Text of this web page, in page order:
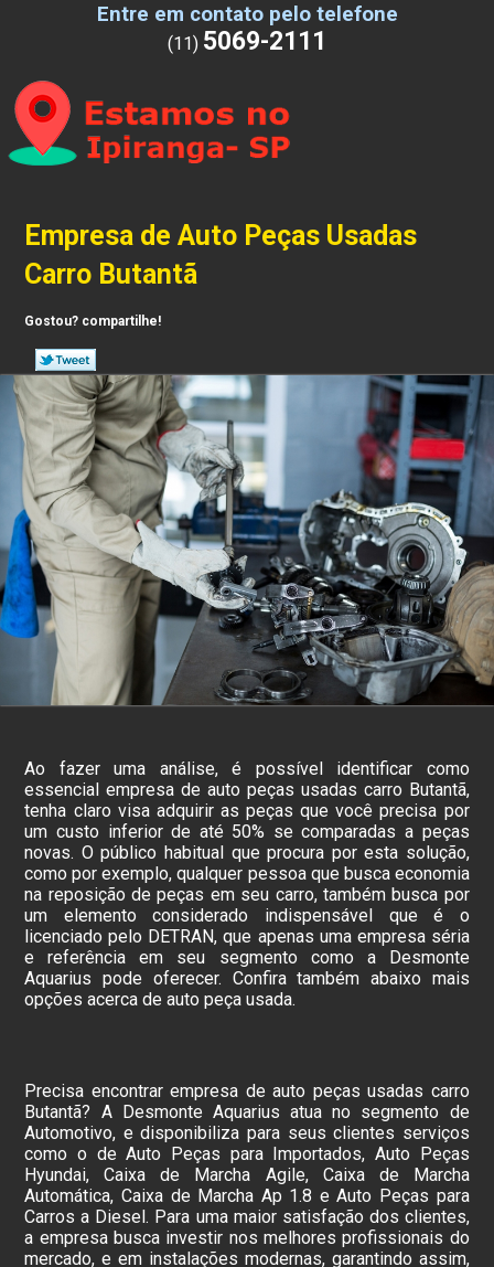
Entre em contato pelo telefone
(11) 5069-2111
Empresa de Auto Peças Usadas
Carro Butantã
Gostou? compartilhe!
Ao fazer uma análise, é possível identificar como
essencial empresa de auto peças usadas carro Butantã,
tenha claro visa adquirir as peças que você precisa por
um custo inferior de até 50% se comparadas a peças
novas. O público habitual que procura por esta solução,
como por exemplo, qualquer pessoa que busca economia
na reposição de peças em seu carro, também busca por
um elemento considerado indispensável que é o
licenciado pelo DETRAN, que apenas uma empresa séria
e referência em seu segmento como a Desmonte
Aquarius pode oferecer. Confira também abaixo mais
opções acerca de auto peça usada.
Precisa encontrar empresa de auto peças usadas carro
Butantã? A Desmonte Aquarius atua no segmento de
Automotivo, e disponibiliza para seus clientes serviços
como o de Auto Peças para Importados, Auto Peças
Hyundai, Caixa de Marcha Agile, Caixa de Marcha
Automática, Caixa de Marcha Ap 1.8 e Auto Peças para
Carros a Diesel. Para uma maior satisfação dos clientes,
a empresa busca investir nos melhores profissionais do
mercado, e em instalações modernas, garantindo assim,